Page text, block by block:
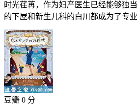
时光荏苒，作为妇产医生已经能够独
的下屋和新生儿科的白川都成为了专
豆瓣 0 分